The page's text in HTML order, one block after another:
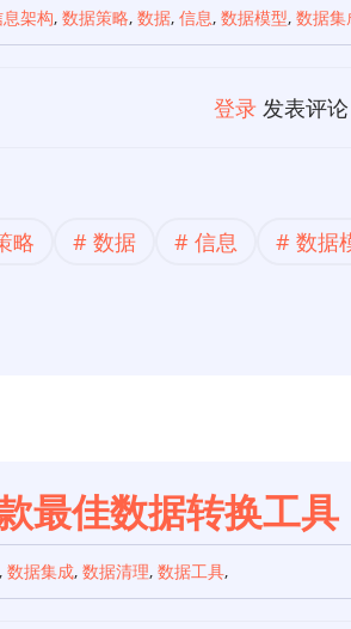
架构, 数据策略, 数据, 信息, 数据模型, 数据集
登录 发表评论
略 数据 信息 数据
最佳数据转换工具
, 数据集成, 数据清理, 数据工具,